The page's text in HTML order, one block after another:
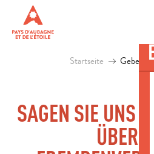
contenu
Startseite Geben
SAGEN SIE UNS
ÜBER